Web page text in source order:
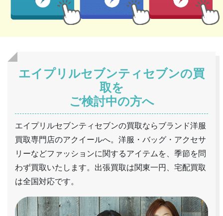
エイプリルセブンティセブンの買
取を
ご検討中の方へ
エイプリルセブンティセブンの買取ならブランド洋服
買取専門店のアクイールへ。洋服・バッグ・アクセサ
リーなどファッションに関するアイテムを、季節を問
わず買取いたします。出張買取は関東一円、宅配買取
は全国対応です。